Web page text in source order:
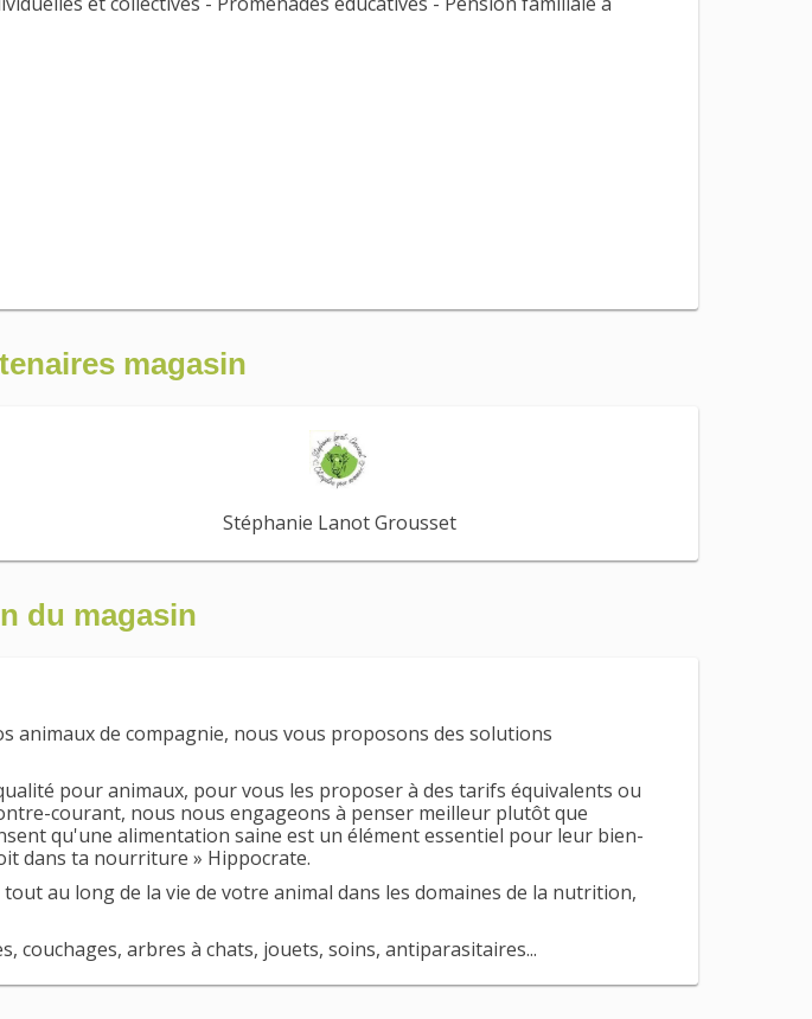
magasin
Stéphanie Lanot Grousset
du magasin
animaux de compagnie, nous vous proposons des solutions
pour animaux, pour vous les proposer à des tarifs équivalents ou
courant, nous nous engageons à penser meilleur plutôt que
qu'une alimentation saine est un élément essentiel pour leur bien-
dans ta nourriture » Hippocrate.
au long de la vie de votre animal dans les domaines de la nutrition,
couchages, arbres à chats, jouets, soins, antiparasitaires...